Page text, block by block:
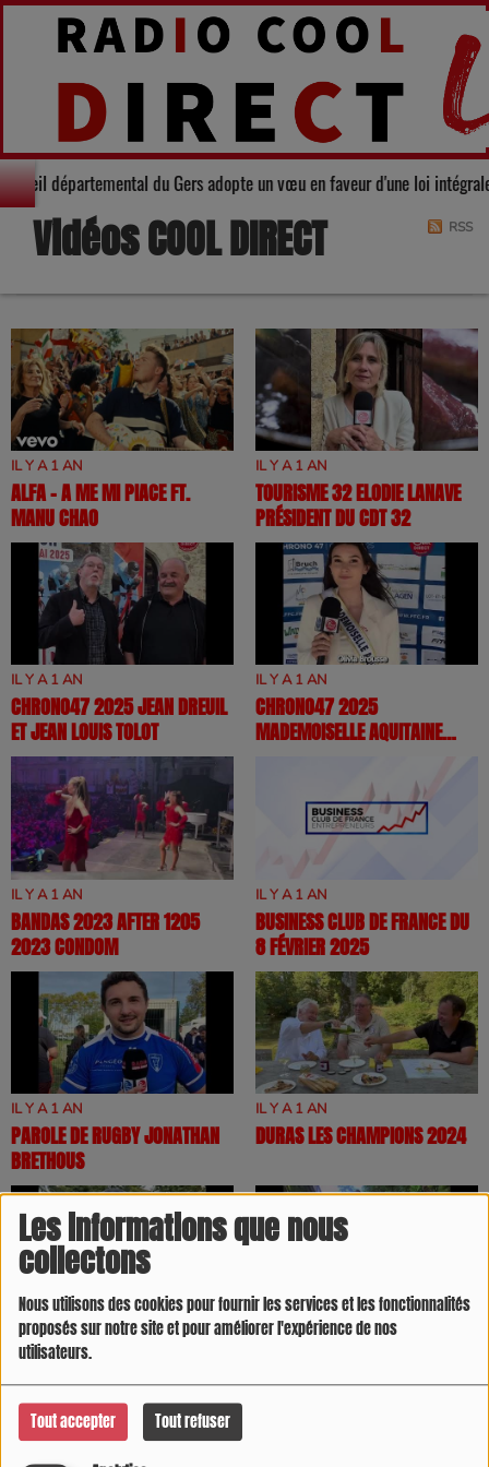
Les informations que nous
collectons
Nous utilisons des cookies pour fournir les services et les fonctionnalités
proposés sur notre site et pour améliorer l'expérience de nos
utilisateurs.
Tout accepter Tout refuser
: Le Conseil départemental du Gers adopte un vœu en faveur d'une
Vidéos COOL DIRECT RSS
IL Y A 1 AN
ALFA - A ME MI PIACE FT.
MANU CHAO
IL Y A 1 AN
TOURISME 32 ELODIE LANAVE
PRÉSIDENT DU CDT 32
IL Y A 1 AN
CHRONO47 2025 JEAN DREUIL
ET JEAN LOUIS TOLOT
IL Y A 1 AN
CHRONO47 2025
MADEMOISELLE AQUITAINE
IL Y A 1 AN
BANDAS 2023 AFTER 1205
2023 CONDOM
IL Y A 1 AN
BUSINESS CLUB DE FRANCE DU
8 FÉVRIER 2025
IL Y A 1 AN
PAROLE DE RUGBY JONATHAN
BRETHOUS
IL Y A 1 AN
DURAS LES CHAMPIONS 2024
IL Y A 1 AN
REPORTAGE 2024 MUSÉE DE
IL Y A 1 AN